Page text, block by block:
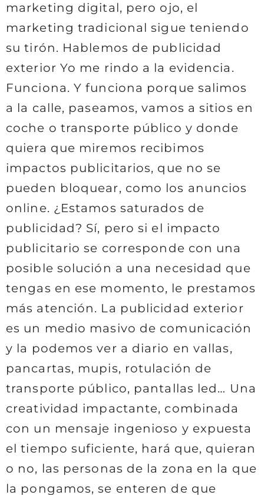
marketing digital, pero ojo, el
marketing tradicional sigue teniendo
su tirón. Hablemos de publicidad
exterior Yo me rindo a la evidencia.
Funciona. Y funciona porque salimos
a la calle, paseamos, vamos a sitios en
coche o transporte público y donde
quiera que miremos recibimos
impactos publicitarios, que no se
pueden bloquear, como los anuncios
online. ¿Estamos saturados de
publicidad? Sí, pero si el impacto
publicitario se corresponde con una
posible solución a una necesidad que
tengas en ese momento, le prestamos
más atención. La publicidad exterior
es un medio masivo de comunicación
y la podemos ver a diario en vallas,
pancartas, mupis, rotulación de
transporte público, pantallas led… Una
creatividad impactante, combinada
con un mensaje ingenioso y expuesta
el tiempo suficiente, hará que, quieran
o no, las personas de la zona en la que
la pongamos, se enteren de que